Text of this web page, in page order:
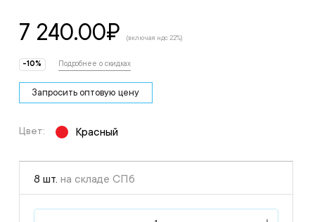
7 240.00₽ (включая ндс 22%)
-10% Подробнее о скидках
Запросить оптовую цену
Цвет: Красный
8 шт. на складе СПб